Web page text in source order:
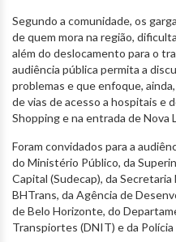
Segundo a comunidade, os
de quem mora na região,
além do deslocamento para o
audiência pública permita a
problemas e que enfoque,
de vias de acesso a hospitais e
Shopping e na entrada de Nova
Foram convidados para a
do Ministério Público, da
Capital (Sudecap), da
BHTrans, da Agência de
de Belo Horizonte, do
Transpiortes (DNIT) e da Polícia